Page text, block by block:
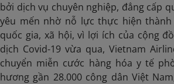
bởi dịch vụ chuyên nghiệp, đẳng cấp
yêu mến nhờ nỗ lực thực hiện thành
quốc gia, xã hội, vì lợi ích của cộng
dịch Covid-19 vừa qua, Vietnam
chuyển miễn cước hàng hóa y tế
hương gần 28.000 công dân Việt